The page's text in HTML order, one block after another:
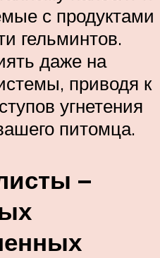
с продуктами
гельминтов.
даже на
приводя к
угнетения
питомца.
–